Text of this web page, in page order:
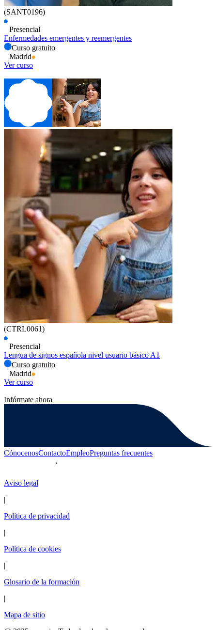
(SANT0196)
Presencial
Enfermedades emergentes y reemergentes
Curso gratuito
Madrid
Ver curso
(CTRL0061)
Presencial
Lengua de signos española nivel usuario básico A1
Curso gratuito
Madrid
Ver curso
Infórmate ahora
CónocenosContactoEmpleoPreguntas frecuentes
Aviso legal
Política de privacidad
Política de cookies
Glosario de la formación
Mapa de sitio